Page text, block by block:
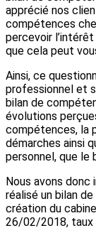
apprécié nos
compétences
percevoir
que cela peut
Ainsi, ce
professionnel et
bilan de
évolutions
compétences, la
démarches ainsi
personnel, que le
Nous avons donc
réalisé un bilan
création du
26/02/2018, taux